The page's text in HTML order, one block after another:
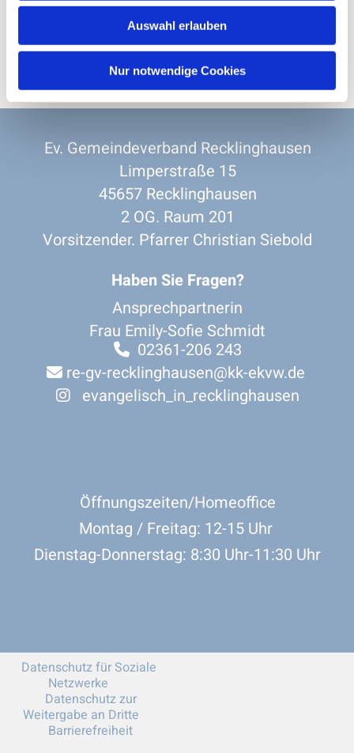
Auswahl erlauben
Nur notwendige Cookies
Ev. Gemeindeverband Recklinghausen
Limperstraße 15
45657 Recklinghausen
2 OG. Raum 201
Vorsitzender. Pfarrer Christian Siebold
Haben Sie Fragen?
Ansprechpartnerin
Frau Emily-Sofie Schmidt
02361-206 243
re-gv-recklinghausen@kk-ekvw.de
 evangelisch_in_recklinghausen
Öffnungszeiten/Homeoffice
Montag / Freitag: 12-15 Uhr
Dienstag-Donnerstag: 8:30 Uhr-11:30 Uhr
Datenschutz für Soziale
Netzwerke
Datenschutz zur
Weitergabe an Dritte
Barrierefreiheit